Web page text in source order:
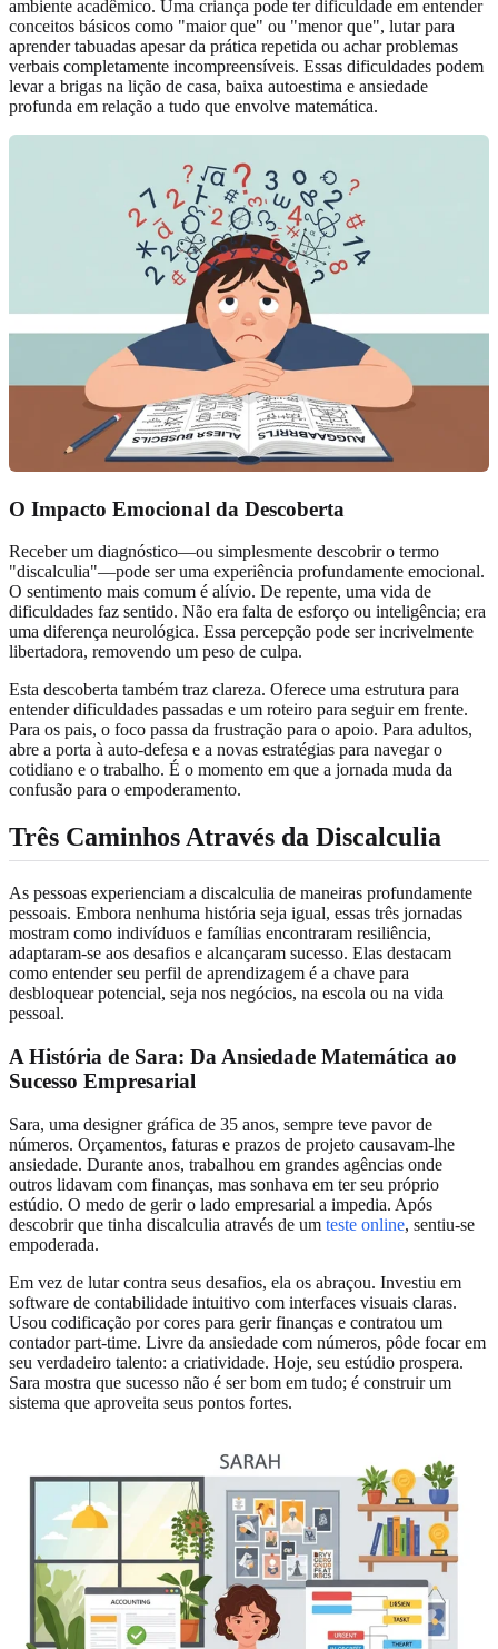
ambiente acadêmico. Uma criança pode ter dificuldade em entender
conceitos básicos como "maior que" ou "menor que", lutar para
aprender tabuadas apesar da prática repetida ou achar problemas
verbais completamente incompreensíveis. Essas dificuldades podem
levar a brigas na lição de casa, baixa autoestima e ansiedade
profunda em relação a tudo que envolve matemática.
O Impacto Emocional da Descoberta
Receber um diagnóstico—ou simplesmente descobrir o termo
"discalculia"—pode ser uma experiência profundamente emocional.
O sentimento mais comum é alívio. De repente, uma vida de
dificuldades faz sentido. Não era falta de esforço ou inteligência; era
uma diferença neurológica. Essa percepção pode ser incrivelmente
libertadora, removendo um peso de culpa.
Esta descoberta também traz clareza. Oferece uma estrutura para
entender dificuldades passadas e um roteiro para seguir em frente.
Para os pais, o foco passa da frustração para o apoio. Para adultos,
abre a porta à auto-defesa e a novas estratégias para navegar o
cotidiano e o trabalho. É o momento em que a jornada muda da
confusão para o empoderamento.
Três Caminhos Através da Discalculia
As pessoas experienciam a discalculia de maneiras profundamente
pessoais. Embora nenhuma história seja igual, essas três jornadas
mostram como indivíduos e famílias encontraram resiliência,
adaptaram-se aos desafios e alcançaram sucesso. Elas destacam
como entender seu perfil de aprendizagem é a chave para
desbloquear potencial, seja nos negócios, na escola ou na vida
pessoal.
A História de Sara: Da Ansiedade Matemática ao
Sucesso Empresarial
Sara, uma designer gráfica de 35 anos, sempre teve pavor de
números. Orçamentos, faturas e prazos de projeto causavam-lhe
ansiedade. Durante anos, trabalhou em grandes agências onde
outros lidavam com finanças, mas sonhava em ter seu próprio
estúdio. O medo de gerir o lado empresarial a impedia. Após
descobrir que tinha discalculia através de um teste online, sentiu-se
empoderada.
Em vez de lutar contra seus desafios, ela os abraçou. Investiu em
software de contabilidade intuitivo com interfaces visuais claras.
Usou codificação por cores para gerir finanças e contratou um
contador part-time. Livre da ansiedade com números, pôde focar em
seu verdadeiro talento: a criatividade. Hoje, seu estúdio prospera.
Sara mostra que sucesso não é ser bom em tudo; é construir um
sistema que aproveita seus pontos fortes.